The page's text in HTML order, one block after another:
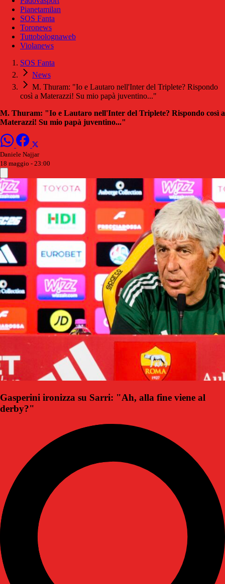
Pianetamilan
SOS Fanta
Toronews
Tuttobolognaweb
Violanews
SOS Fanta
News
M. Thuram: "Io e Lautaro nell'Inter del Triplete? Rispondo
così a Materazzi! Su mio papà juventino..."
M. Thuram: "Io e Lautaro nell'Inter del Triplete? Rispondo così a
Materazzi! Su mio papà juventino..."
Daniele Najjar
18 maggio - 23:00
Gasperini ironizza su Sarri: "Ah, alla fine viene al
derby?"